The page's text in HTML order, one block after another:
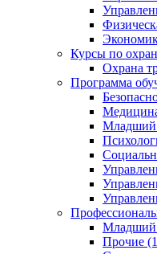
Курсы по
Охрана
Программа
Младший
Младший
Прочие